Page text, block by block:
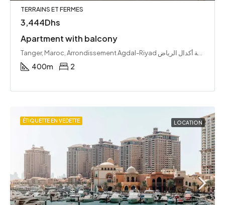
TERRAINS ET FERMES
3,444Dhs
Apartment with balcony
Tanger, Maroc, Arrondissement Agdal-Riyad مقاطعة أكدال الرياض, Rabat ⵔⴱⴰⵟ الرباط, باشوية الرباط, Préfecture de Rabat عمالة الرباط, Rabat-Salé-Kénitra ⵔⴱⴰⵟ-ⵙⵍⴰ-ⵇⵏⵉⵟⵔⴰ الرباط-سلا-القنيطرة, Maroc ⵍⵎⵖⵔⵉⴱ المغرب
400m 2
ÉTIQUETTE EN VEDETTE LOCATION